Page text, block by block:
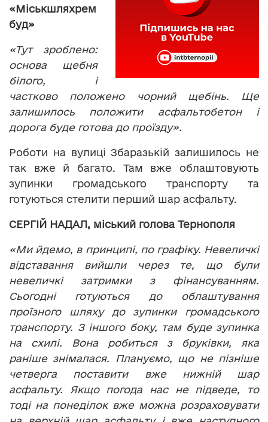
«Міськшляхрем
буд»
«Тут зроблено:
основа щебня
білого, і
частково положено чорний щебінь. Ще
залишилось положити асфальтобетон і
дорога буде готова до проїзду».
Роботи на вулиці Збаразькій залишилось не
так вже й багато. Там вже облаштовують
зупинки громадського транспорту та
готуються стелити перший шар асфальту.
СЕРГІЙ НАДАЛ, міський голова Тернополя
«Ми йдемо, в принципі, по графіку. Невеличкі
відставання вийшли через те, що були
невеличкі затримки з фінансуванням.
Сьогодні готуються до облаштування
проїзного шляху до зупинки громадського
транспорту. З іншого боку, там буде зупинка
на схилі. Вона робиться з бруківки, яка
раніше знімалася. Плануємо, що не пізніше
четверга поставити вже нижній шар
асфальту. Якщо погода нас не підведе, то
тоді на понеділок вже можна розраховувати